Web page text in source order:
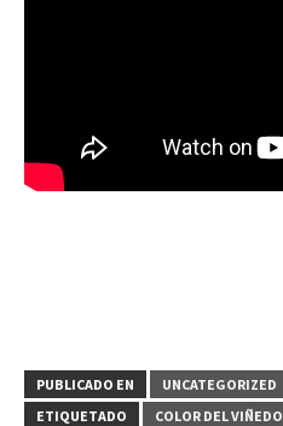
PUBLICADO EN
UNCATEGORIZED
ETIQUETADO
COLOR DEL VIÑEDO